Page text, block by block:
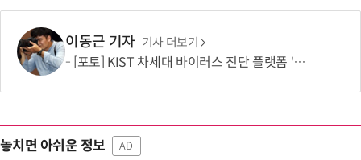
이동근 기자 기사 더보기
[포토] KIST 차세대 바이러스 진단 플랫폼 '퓨전 어세이' 개발
놓치면 아쉬운 정보 AD